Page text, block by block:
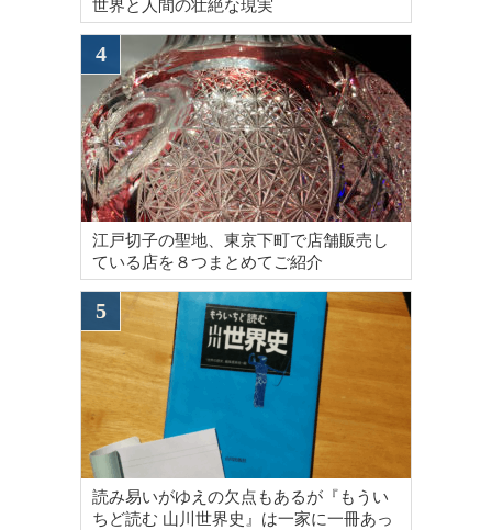
世界と人間の壮絶な現実
江戸切子の聖地、東京下町で店舗販売し
ている店を８つまとめてご紹介
読み易いがゆえの欠点もあるが『もうい
ちど読む 山川世界史』は一家に一冊あっ